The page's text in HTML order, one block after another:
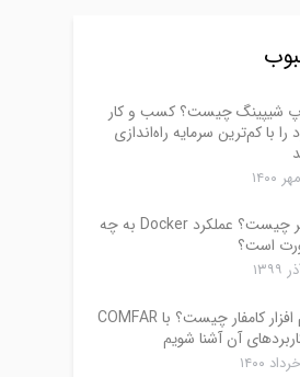
شیپینگ چیست؟ کسب و کار
را با کم‌ترین سرمایه راه‌اندازی
داکر چیست؟ عملکرد Docker به چه
است؟
نرم افزار کامفار چیست؟ با COMFAR
آن آشنا شویم